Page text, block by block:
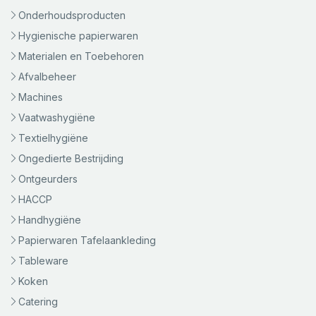
Onderhoudsproducten
Hygienische papierwaren
Materialen en Toebehoren
Afvalbeheer
Machines
Vaatwashygiëne
Textielhygiëne
Ongedierte Bestrijding
Ontgeurders
HACCP
Handhygiëne
Papierwaren Tafelaankleding
Tableware
Koken
Catering